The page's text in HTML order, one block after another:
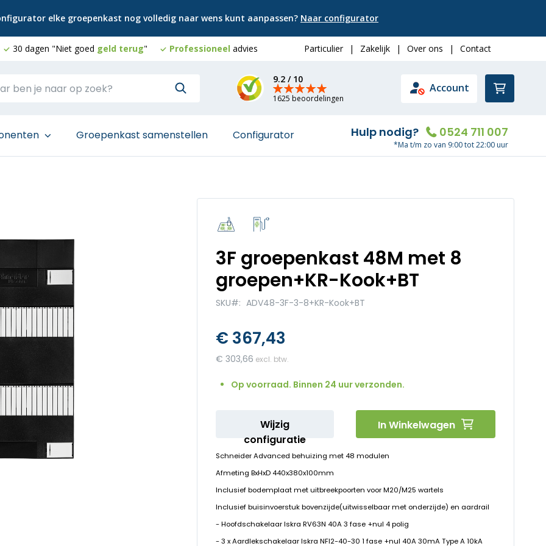
elke groepenkast nog volledig naar wens kunt aanpassen? Naar configurator
30 dagen "Niet goed geld terug" Professioneel advies Particulier | Zakelijk | Over ons | Contact
Account
9.2 / 10
1625 beoordelingen
Groepenkast samenstellen Configurator Hulp nodig? 0524 711 007
*Ma t/m zo van 9:00 tot 22:00 uur
3F groepenkast 48M met 8
groepen+KR-Kook+BT
SKU ADV48-3F-3-8+KR-Kook+BT
€ 367,43
€ 303,66
Op voorraad. Binnen 24 uur verzonden.
Wijzig
configuratie
In Winkelwagen
Schneider Advanced behuizing met 48 modulen
Afmeting BxHxD 440x380x100mm
Inclusief bodemplaat met uitbreekpoorten voor M20/M25 wartels
Inclusief buisinvoerstuk bovenzijde(uitwisselbaar met onderzijde) en aardrail
- Hoofdschakelaar Iskra RV63N 40A 3 fase +nul 4 polig
- 3 x Aardlekschakelaar Iskra NFI2-40-30 1 fase +nul 40A 30mA Type A 10kA